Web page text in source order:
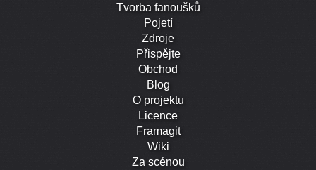
Tvorba fanoušků
Pojetí
Zdroje
Přispějte
Obchod
Blog
O projektu
Licence
Framagit
Wiki
Za scénou